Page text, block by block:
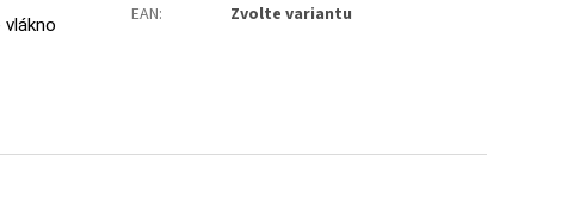
vlákno
EAN: Zvolte variantu